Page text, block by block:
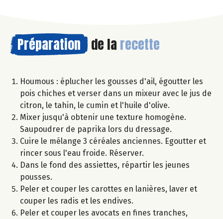
Préparation de la recette
Houmous : éplucher les gousses d'ail, égoutter les
pois chiches et verser dans un mixeur avec le jus de
citron, le tahin, le cumin et l'huile d'olive.
Mixer jusqu'à obtenir une texture homogène.
Saupoudrer de paprika lors du dressage.
Cuire le mélange 3 céréales anciennes. Egoutter et
rincer sous l'eau froide. Réserver.
Dans le fond des assiettes, répartir les jeunes
pousses.
Peler et couper les carottes en lanières, laver et
couper les radis et les endives.
Peler et couper les avocats en fines tranches,